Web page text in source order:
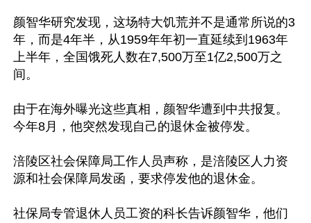
颜智华研究发现，这场特大饥荒并不是通常所说的3
年，而是4年半，从1959年年初一直延续到1963年
上半年，全国饿死人数在7,500万至1亿2,500万之
间。
由于在海外曝光这些真相，颜智华遭到中共报复。
今年8月，他突然发现自己的退休金被停发。
涪陵区社会保障局工作人员声称，是涪陵区人力资
源和社会保障局发函，要求停发他的退休金。
社保局专管退休人员工资的科长告诉颜智华，他们